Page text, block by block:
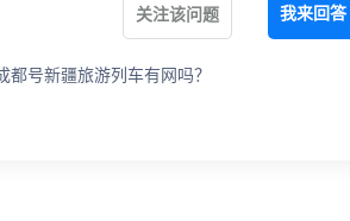
关注该问题 我来回答
号新疆旅游列车有网吗？